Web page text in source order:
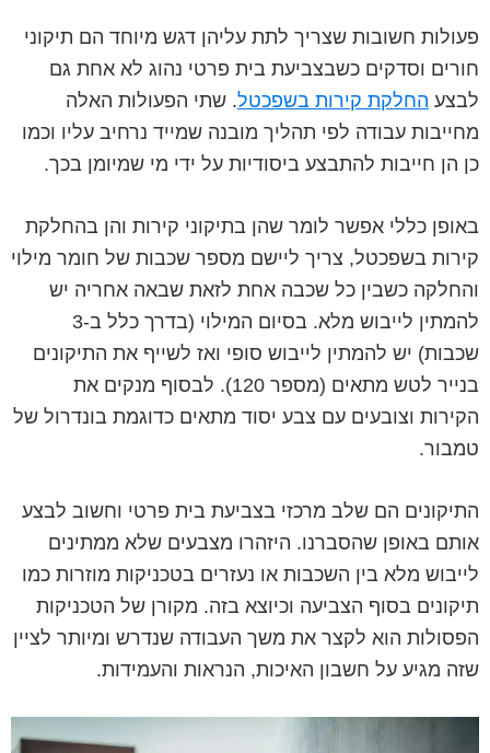
פעולות חשובות שצריך לתת עליהן דגש מיוחד הם תיקוני
חורים וסדקים כשבצביעת בית פרטי נהוג לא אחת גם
לבצע החלקת קירות בשפכטל. שתי הפעולות האלה
מחייבות עבודה לפי תהליך מובנה שמייד נרחיב עליו וכמו
כן הן חייבות להתבצע ביסודיות על ידי מי שמיומן בכך.
באופן כללי אפשר לומר שהן בתיקוני קירות והן בהחלקת
קירות בשפכטל, צריך ליישם מספר שכבות של חומר מילוי
והחלקה כשבין כל שכבה אחת לזאת שבאה אחריה יש
להמתין לייבוש מלא. בסיום המילוי (בדרך כלל ב-3
שכבות) יש להמתין לייבוש סופי ואז לשייף את התיקונים
בנייר לטש מתאים (מספר 120). לבסוף מנקים את
הקירות וצובעים עם צבע יסוד מתאים כדוגמת בונדרול של
טמבור.
התיקונים הם שלב מרכזי בצביעת בית פרטי וחשוב לבצע
אותם באופן שהסברנו. היזהרו מצבעים שלא ממתינים
לייבוש מלא בין השכבות או נעזרים בטכניקות מוזרות כמו
תיקונים בסוף הצביעה וכיוצא בזה. מקורן של הטכניקות
הפסולות הוא לקצר את משך העבודה שנדרש ומיותר לציין
שזה מגיע על חשבון האיכות, הנראות והעמידות.